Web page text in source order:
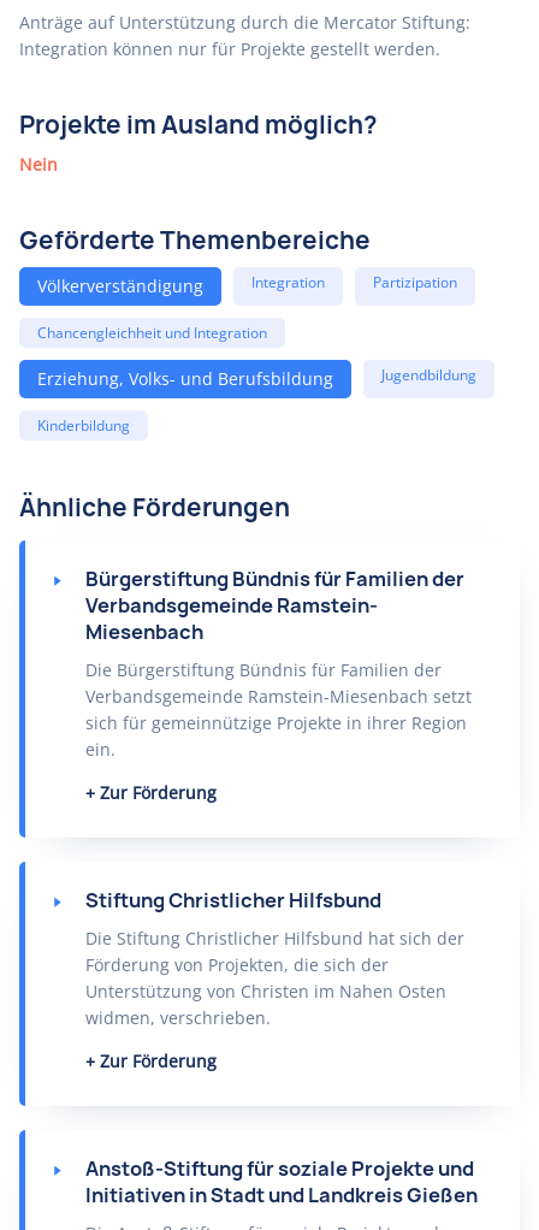
Anträge auf Unterstützung durch die Mercator Stiftung:
Integration können nur für Projekte gestellt werden.
Projekte im Ausland möglich?
Nein
Geförderte Themenbereiche
Völkerverständigung Integration Partizipation
Chancengleichheit und Integration
Erziehung, Volks- und Berufsbildung Jugendbildung
Kinderbildung
Ähnliche Förderungen
Bürgerstiftung Bündnis für Familien der
Verbandsgemeinde Ramstein-
Miesenbach
Die Bürgerstiftung Bündnis für Familien der
Verbandsgemeinde Ramstein-Miesenbach setzt
sich für gemeinnützige Projekte in ihrer Region
ein.
Zur Förderung
Stiftung Christlicher Hilfsbund
Die Stiftung Christlicher Hilfsbund hat sich der
Förderung von Projekten, die sich der
Unterstützung von Christen im Nahen Osten
widmen, verschrieben.
Zur Förderung
Anstoß-Stiftung für soziale Projekte und
Initiativen in Stadt und Landkreis Gießen